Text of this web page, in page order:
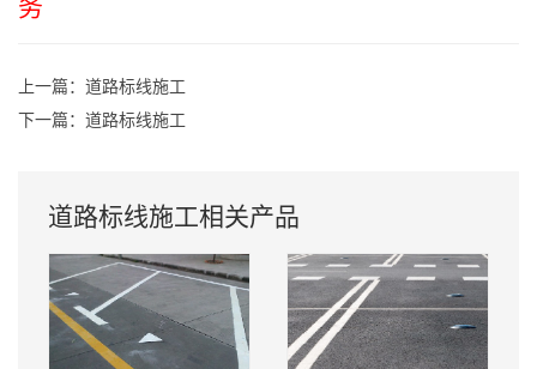
上一篇： 道路标线施工
下一篇： 道路标线施工
道路标线施工相关产品